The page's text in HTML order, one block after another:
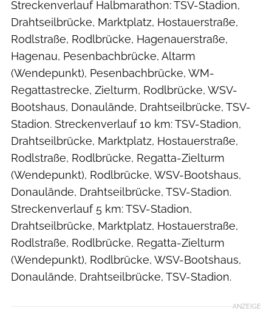
Streckenverlauf Halbmarathon: TSV-Stadion,
Drahtseilbrücke, Marktplatz, Hostauerstraße,
Rodlstraße, Rodlbrücke, Hagenauerstraße,
Hagenau, Pesenbachbrücke, Altarm
(Wendepunkt), Pesenbachbrücke, WM-
Regattastrecke, Zielturm, Rodlbrücke, WSV-
Bootshaus, Donaulände, Drahtseilbrücke, TSV-
Stadion. Streckenverlauf 10 km: TSV-Stadion,
Drahtseilbrücke, Marktplatz, Hostauerstraße,
Rodlstraße, Rodlbrücke, Regatta-Zielturm
(Wendepunkt), Rodlbrücke, WSV-Bootshaus,
Donaulände, Drahtseilbrücke, TSV-Stadion.
Streckenverlauf 5 km: TSV-Stadion,
Drahtseilbrücke, Marktplatz, Hostauerstraße,
Rodlstraße, Rodlbrücke, Regatta-Zielturm
(Wendepunkt), Rodlbrücke, WSV-Bootshaus,
Donaulände, Drahtseilbrücke, TSV-Stadion.
ANZEIGE